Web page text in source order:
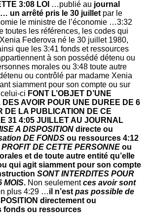
3:08 LOI …publié au journal
un arrêté pris le 30 juillet par le
le ministre de l’économie …3:32
toutes les références, les codes qui
Federova né le 30 juillet 1980,
que les 3:41 fonds et ressources
à son possédé détenu ou
morales ou 3:48 toute autre
ou contrôlé par madame Xenia
siamment pour son compte ou sur
ci FONT L’OBJET D’UNE
DES AVOIR POUR UNE DUREE DE 6
DE LA PUBLICATION DE CE
31 4:05 JUILLET AU JOURNAL
A DISPOSITION directe ou
DE FONDS ou ressources 4:12
DE CETTE PERSONNE ou
et de toute autre entité qu’elle
qui agit siamment pour son compte
SONT INTERDITES POUR
MOIS. Non seulementces avoir sont
plus 4:29 …il n’estpas possible de
directement ou
fonds ou ressources